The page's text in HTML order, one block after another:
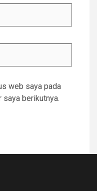
web saya pada
saya berikutnya.